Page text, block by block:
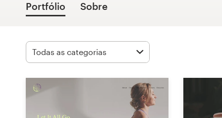
Portfólio Sobre
99designs Pro
Serviços
design